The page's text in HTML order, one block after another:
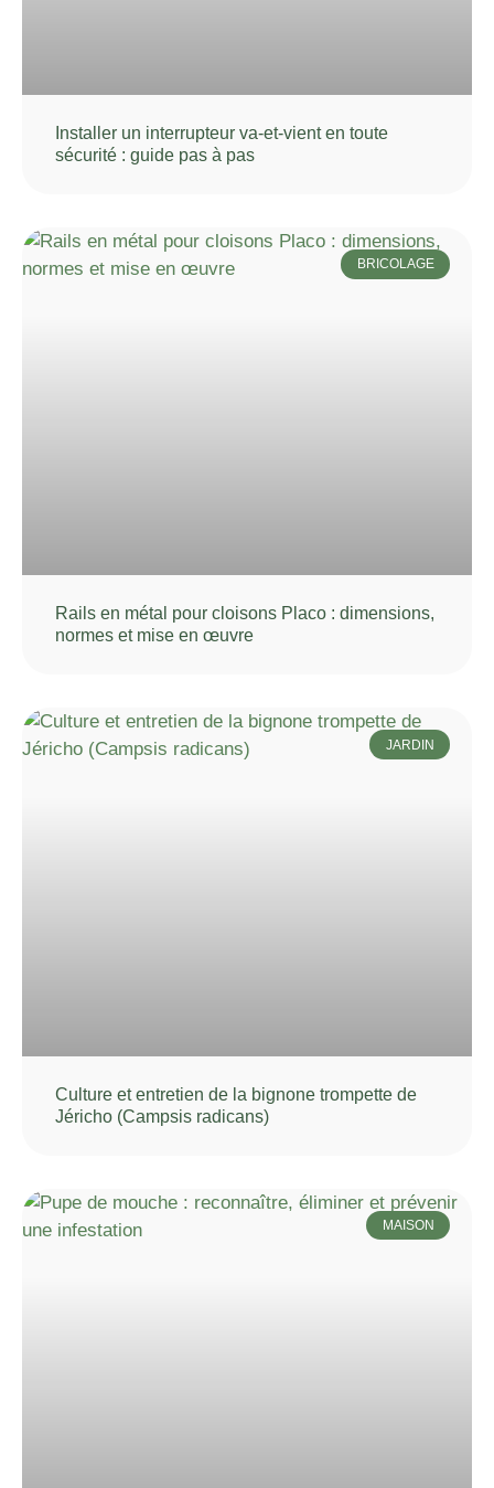
Installer un interrupteur va-et-vient en toute
sécurité : guide pas à pas
BRICOLAGE
Rails en métal pour cloisons Placo : dimensions,
normes et mise en œuvre
JARDIN
Culture et entretien de la bignone trompette de
Jéricho (Campsis radicans)
MAISON